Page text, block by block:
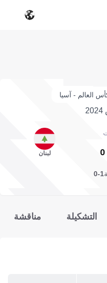
العالم - آسيا
0 لبنان
1-0
التشكيلة مناقشة